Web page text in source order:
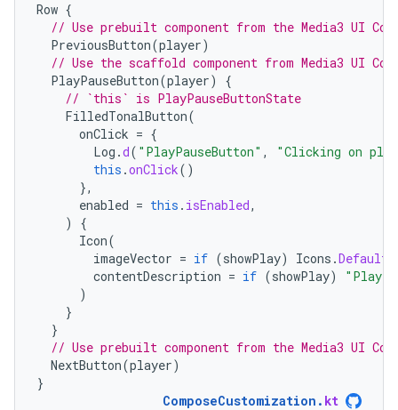
Row {
// Use prebuilt component from the Media3 UI
PreviousButton(player)
// Use the scaffold component from Media3 UI
PlayPauseButton(player)
{
// `this` is PlayPauseButtonState
FilledTonalButton(
onClick = {
Log .d( "PlayPauseButton" ,
"Clicking on
this .onClick()
},
enabled = this . isEnabled,
)
{
Icon(
imageVector = if (showPlay) Icons .Default
contentDescription = if (showPlay) "Play"
)
}
}
// Use prebuilt component from the Media3 UI
NextButton(player)
}
ComposeCustomization . kt